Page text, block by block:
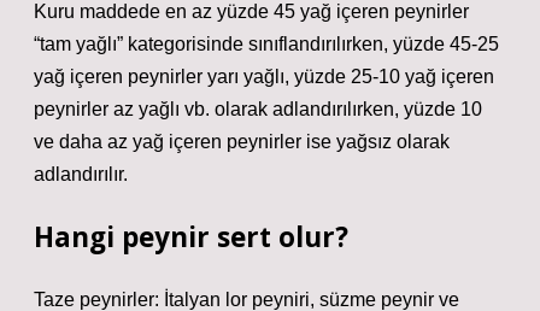
Kuru maddede en az yüzde 45 yağ içeren peynirler
“tam yağlı” kategorisinde sınıflandırılırken, yüzde 45-25
yağ içeren peynirler yarı yağlı, yüzde 25-10 yağ içeren
peynirler az yağlı vb. olarak adlandırılırken, yüzde 10
ve daha az yağ içeren peynirler ise yağsız olarak
adlandırılır.
Hangi peynir sert olur?
Taze peynirler: İtalyan lor peyniri, süzme peynir ve